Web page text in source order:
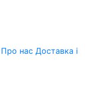
Про нас Доставка і